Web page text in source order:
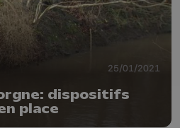
25/01/2021
dispositifs
place